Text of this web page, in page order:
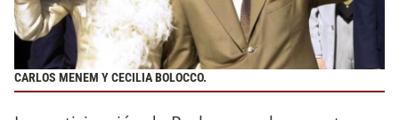
CARLOS MENEM Y CECILIA BOLOCCO.